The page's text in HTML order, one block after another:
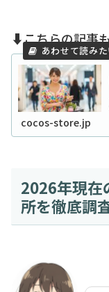
⬇️こちらの記事
cocos-store.jp
2026年現在
所を徹底調